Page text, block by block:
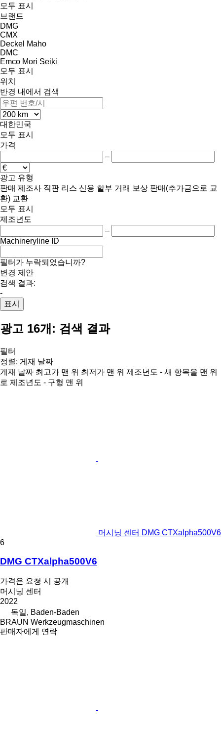
모두 표시
브랜드
DMG
CMX
Deckel Maho
DMC
Emco Mori Seiki
모두 표시
위치
반경 내에서 검색
대한민국
모두 표시
가격
–
광고 유형
판매 제조사 직판 리스 신용 할부 거래 보상 판매(추가금으로 교
환) 교환
모두 표시
제조년도
–
Machineryline ID
필터가 누락되었습니까?
변경 제안
검색 결과:
-
표시
광고 16개: 검색 결과
필터
정렬: 게재 날짜
게재 날짜 최고가 맨 위 최저가 맨 위 제조년도 - 새 항목을 맨 위
로 제조년도 - 구형 맨 위
머시닝 센터 DMG CTXalpha500V6
6
DMG CTXalpha500V6
가격은 요청 시 공개
머시닝 센터
2022
독일, Baden-Baden
BRAUN Werkzeugmaschinen
판매자에게 연락